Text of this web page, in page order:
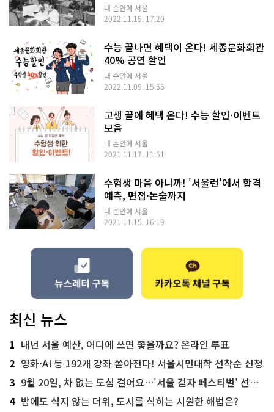
내 손안에 서울
2022.11.15. 17:20
수능 끝나면 혜택이 온다! 세종문화회관
40% 공연 할인
내 손안에 서울
2022.11.09. 15:55
고생 끝에 혜택 온다! 수능 할인·이벤트
모음
내 손안에 서울
2021.11.17. 11:51
수험생 마음 아니까! '서울런'에서 합격
예측, 면접·논술까지
내 손안에 서울
2021.11.15. 16:19
최신 뉴스
1 내년 서울 예산, 어디에 쓰면 좋을까요? 온라인 투표
2 영화·AI 등 192개 강좌 쏟아진다! 서울시민대학 선착순 신청
3 9월 20일, 차 없는 도심 걸어요…'서울 걷자 페스티벌' 선착순 5천명
4 밤에도 식지 않는 더위, 도시를 식히는 시원한 해법은?